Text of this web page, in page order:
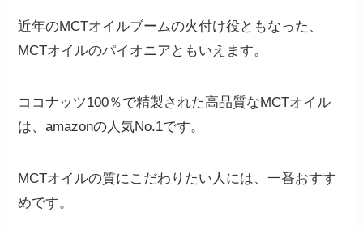
近年のMCTオイルブームの火付け役ともなった、
MCTオイルのパイオニアともいえます。
ココナッツ100％で精製された高品質なMCTオイル
は、amazonの人気No.1です。
MCTオイルの質にこだわりたい人には、一番おすす
めです。